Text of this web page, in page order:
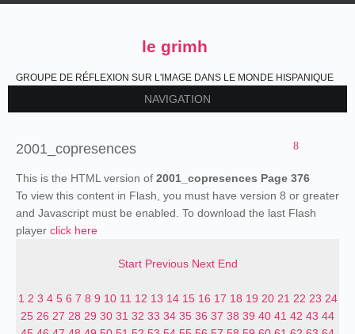
le grimh
GROUPE DE RÉFLEXION SUR L'IMAGE DANS LE MONDE HISPANIQUE
NAVIGATION
2001_copresences
This is the HTML version of 2001_copresences Page 376
To view this content in Flash, you must have version 8 or greater
and Javascript must be enabled. To download the last Flash
player click here
Start Previous Next End
1 2 3 4 5 6 7 8 9 10 11 12 13 14 15 16 17 18 19 20 21 22 23 24
25 26 27 28 29 30 31 32 33 34 35 36 37 38 39 40 41 42 43 44